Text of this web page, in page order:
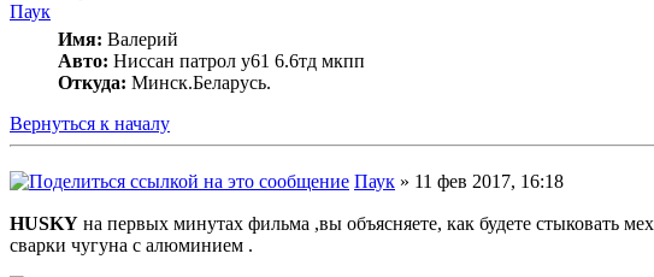
Паук
Имя: Валерий
Авто: Ниссан патрол у61 6.6тд мкпп
Откуда: Минск.Беларусь.
Вернуться к началу
Паук » 11 фев 2017, 16:18
HUSKY на первых минутах фильма ,вы объясняете, как будете стыковать
сварки чугуна с алюминием .